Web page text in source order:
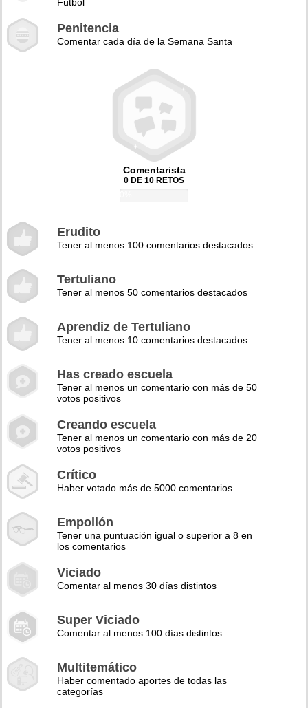
Penitencia
Comentar cada día de la Semana Santa
Comentarista
0 DE 10 RETOS
Erudito
Tener al menos 100 comentarios destacados
Tertuliano
Tener al menos 50 comentarios destacados
Aprendiz de Tertuliano
Tener al menos 10 comentarios destacados
Has creado escuela
Tener al menos un comentario con más de 50
votos positivos
Creando escuela
Tener al menos un comentario con más de 20
votos positivos
Crítico
Haber votado más de 5000 comentarios
Empollón
Tener una puntuación igual o superior a 8 en
los comentarios
Viciado
Comentar al menos 30 días distintos
Super Viciado
Comentar al menos 100 días distintos
Multitemático
Haber comentado aportes de todas las
categorías